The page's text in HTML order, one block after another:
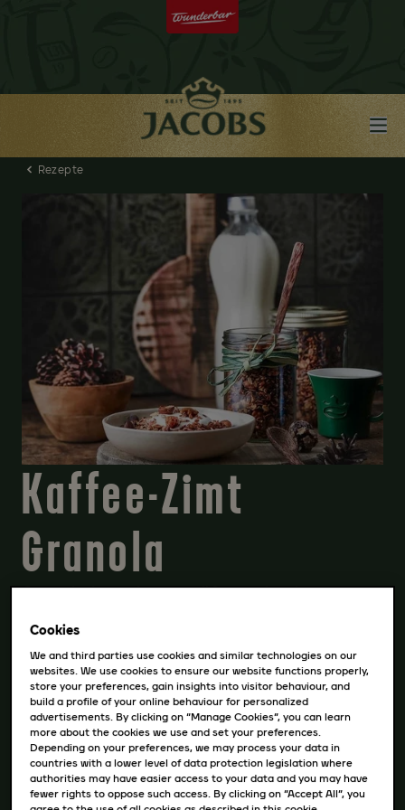
Rezepte
Kaffee-Zimt
Granola
Granola besteht aus süßen gebackenen
das perfekte Wachmacherfrühstück.
REZEPT HERUNTERLADEN
Zutaten
250 g kernige Haferflocken
Cookies
We and third parties use cookies and similar technologies on our
websites. We use cookies to ensure our website functions properly,
store your preferences, gain insights into visitor behaviour, and
build a profile of your online behaviour for personalized
advertisements. By clicking on “Manage Cookies”, you can learn
more about the cookies we use and set your preferences.
Depending on your preferences, we may process your data in
countries with a lower level of data protection legislation where
authorities may have easier access to your data and you may have
fewer rights to oppose such access. By clicking on “Accept All”, you